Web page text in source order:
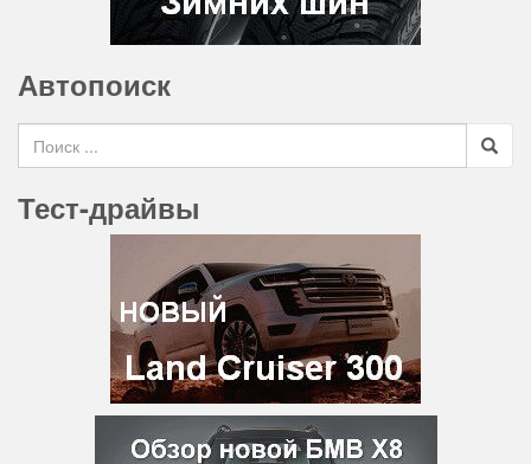
Автопоиск
Search for
Тест-драйвы